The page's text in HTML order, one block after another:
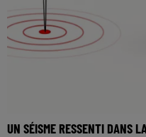
UN SÉISME RESSENTI DANS